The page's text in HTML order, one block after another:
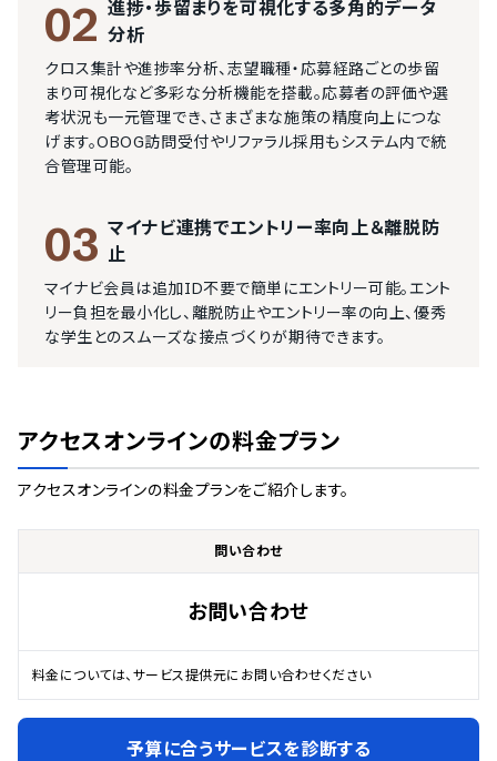
02 進捗・歩留まりを可視化する多角的データ
分析
クロス集計や進捗率分析、志望職種・応募経路ごとの歩留
まり可視化など多彩な分析機能を搭載。応募者の評価や選
考状況も一元管理でき、さまざまな施策の精度向上につな
げます。OBOG訪問受付やリファラル採用もシステム内で統
合管理可能。
03 マイナビ連携でエントリー率向上＆離脱防
止
マイナビ会員は追加ID不要で簡単にエントリー可能。エント
リー負担を最小化し、離脱防止やエントリー率の向上、優秀
な学生とのスムーズな接点づくりが期待できます。
アクセスオンラインの料金プラン
アクセスオンラインの料金プランをご紹介します。
問い合わせ
お問い合わせ
料金については、サービス提供元にお問い合わせください
予算に合うサービスを診断する